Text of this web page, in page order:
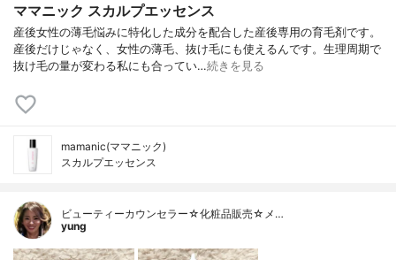
ママニック スカルプエッセンス
産後女性の薄毛悩みに特化した成分を配合した産後専用の育毛剤です。
産後だけじゃなく、女性の薄毛、抜け毛にも使えるんです。生理周期で
抜け毛の量が変わる私にも合ってい…続きを見る
mamanic(ママニック)
スカルプエッセンス
ビューティーカウンセラー☆化粧品販売☆メ…
yung